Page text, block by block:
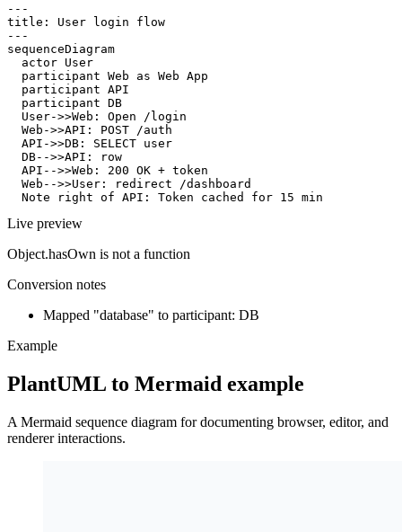
---
title: User login flow
---
sequenceDiagram
  actor User
  participant Web as Web App
  participant API
  participant DB
  User->>Web: Open /login
  Web->>API: POST /auth
  API->>DB: SELECT user
  DB-->>API: row
  API-->>Web: 200 OK + token
  Web-->>User: redirect /dashboard
  Note right of API: Token cached for 15 min
Live preview
Object.hasOwn is not a function
Conversion notes
Mapped "database" to participant: DB
Example
PlantUML to Mermaid example
A Mermaid sequence diagram for documenting browser, editor, and
renderer interactions.